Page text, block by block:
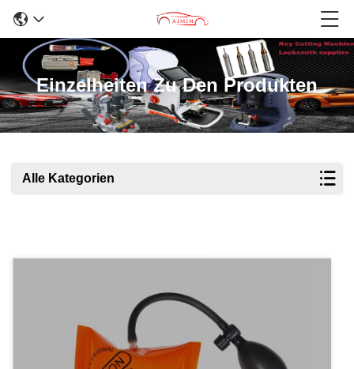
Einzelheiten Zu Den Produkten
Alle Kategorien